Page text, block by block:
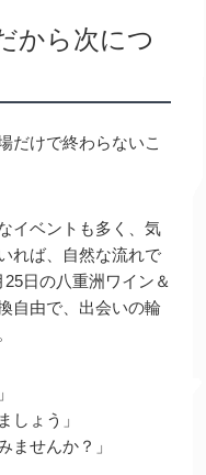
から次につ
だけで終わらないこ
イベントも多く、気
れば、自然な流れで
日の八重洲ワイン＆
自由で、出会いの輪
しょう」
ませんか？」